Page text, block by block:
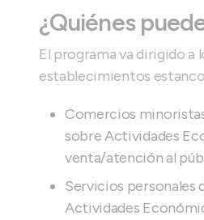
¿Quiénes
El programa va dirigido a
establecimientos
Comercios
sobre Actividades
venta/atención al
Servicios personales
Actividades